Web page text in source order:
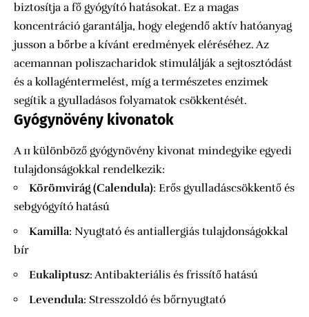
biztosítja a fő gyógyító hatásokat. Ez a magas
koncentráció garantálja, hogy elegendő aktív hatóanyag
jusson a bőrbe a kívánt eredmények eléréséhez. Az
acemannan poliszacharidok stimulálják a sejtosztódást
és a kollagéntermelést, míg a természetes enzimek
segítik a gyulladásos folyamatok csökkentését.
Gyógynövény kivonatok
A 11 különböző gyógynövény kivonat mindegyike egyedi
tulajdonságokkal rendelkezik:
Körömvirág (Calendula): Erős gyulladáscsökkentő és
sebgyógyító hatású
Kamilla: Nyugtató és antiallergiás tulajdonságokkal
bír
Eukaliptusz: Antibakteriális és frissítő hatású
Levendula: Stresszoldó és bőrnyugtató